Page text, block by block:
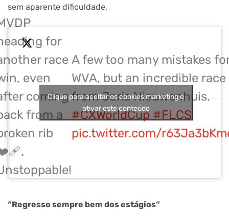
sem aparente dificuldade.
for
race
even
coming
from a
rib
A few too many mistakes
WVA, but an incredible race
from Joris Nieuwenhuis.
#CXWorldCup #FLCS
pic.twitter.com/
Clique para aceitar os cookies marketing e
ativar este conteúdo
“Regresso sempre bem dos estágios”